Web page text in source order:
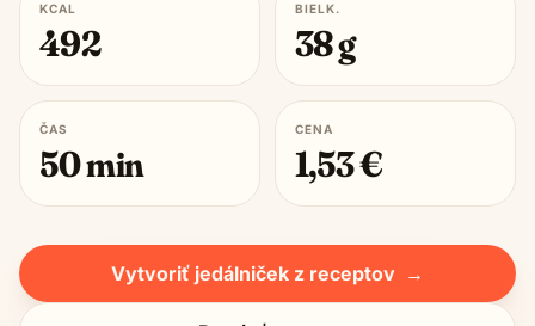
KCAL
492
BIELK.
38g
ČAS
50min
CENA
1,53€
Vytvoriť jedálniček z receptov →